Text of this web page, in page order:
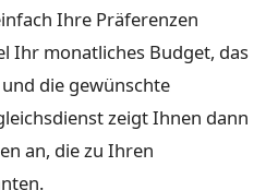
Ihre Präferenzen
Ihr monatliches Budget, das
die gewünschte
zeigt Ihnen dann
an, die zu Ihren